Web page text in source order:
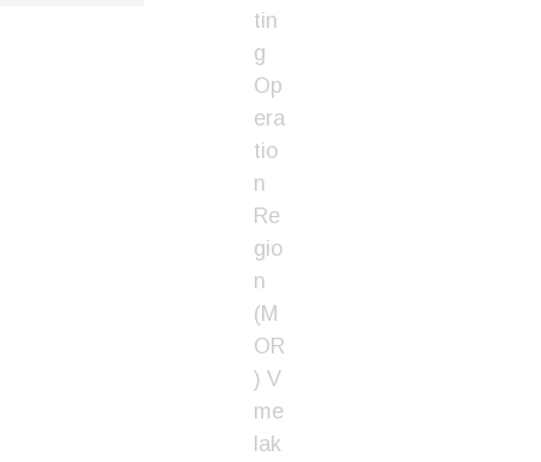
tin
g
Op
era
tio
n
Re
gio
n
(M
OR
) V
me
lak